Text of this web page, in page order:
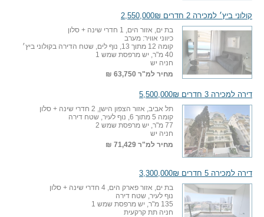
קולוני ביץ׳ למכירה 2 חדרים 2,550,000₪
בת ים, אזור הים, 1 חדרי שינה + סלון
כיווני אוויר: מערב
קומה 12 מתוך 13, נוף לים, שטח הדירה בקולוני ביץ׳
40 מ"ר, יש מרפסת שמש 1
חניה יש
מחיר למ"ר 63,750 ₪
דירה למכירה 3 חדרים 5,500,000₪
תל אביב, אזור הצפון הישן, 2 חדרי שינה + סלון
קומה 5 מתוך 6, נוף לעיר, שטח דירה
77 מ"ר, יש מרפסת שמש 2
חניה יש
מחיר למ"ר 71,429 ₪
דירה למכירה 5 חדרים 3,300,000₪
בת ים, אזור פארק הים, 4 חדרי שינה + סלון
נוף לעיר, שטח דירה
135 מ"ר, יש מרפסת שמש 1
חניה תת קרקעית